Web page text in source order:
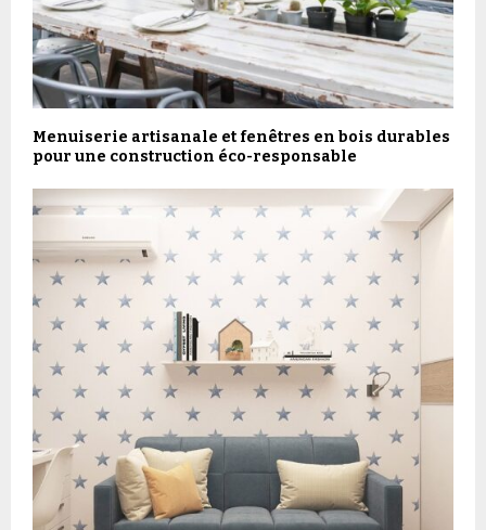
Menuiserie artisanale et fenêtres en bois durables
pour une construction éco-responsable